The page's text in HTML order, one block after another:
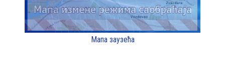
Мапа заузећа